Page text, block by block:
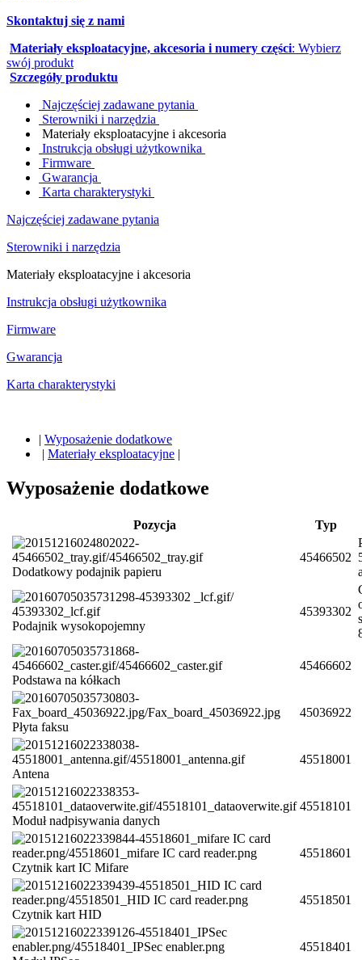
Skontaktuj się z nami
Materiały eksploatacyjne, akcesoria i numery części: Wybierz
swój produkt
Szczegóły produktu
Najczęściej zadawane pytania
Sterowniki i narzędzia
Materiały eksploatacyjne i akcesoria
Instrukcja obsługi użytkownika
Firmware
Gwarancja
Karta charakterystyki
Najczęściej zadawane pytania
Sterowniki i narzędzia
Materiały eksploatacyjne i akcesoria
Instrukcja obsługi użytkownika
Firmware
Gwarancja
Karta charakterystyki
| Wyposażenie dodatkowe
| Materiały eksploatacyjne |
Wyposażenie dodatkowe
Pozycja Typ
Dodatkowy podajnik papieru
45466502
Podajnik wysokopojemny
45393302
Podstawa na kółkach
45466602
Płyta faksu
45036922
Antena
45518001
Moduł nadpisywania danych
45518101
Czytnik kart IC Mifare
45518601
Czytnik kart HID
45518501
45518401